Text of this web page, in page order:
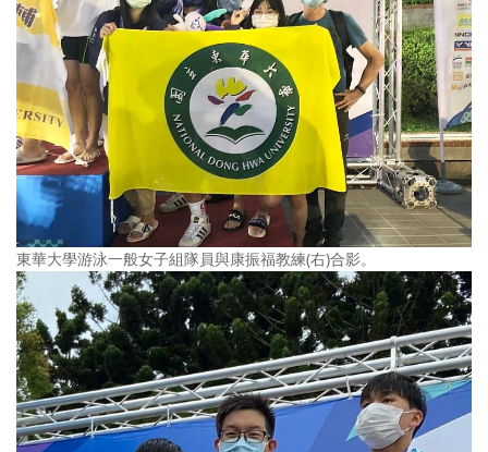
東華大學游泳一般女子組隊員與康振福教練(右)合影。